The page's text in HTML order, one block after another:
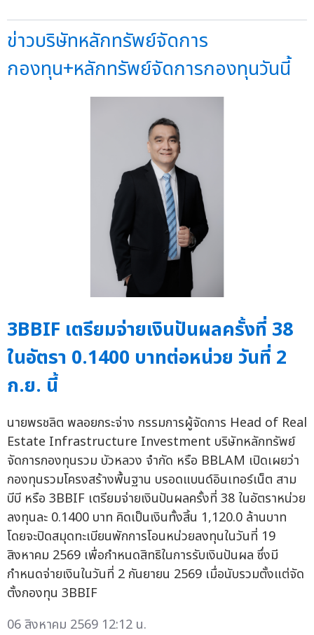
ข่าวบริษัทหลักทรัพย์จัดการ
กองทุน+หลักทรัพย์จัดการกองทุนวันนี้
3BBIF เตรียมจ่ายเงินปันผลครั้งที่ 38
ในอัตรา 0.1400 บาทต่อหน่วย วันที่ 2
ก.ย. นี้
นายพรชลิต พลอยกระจ่าง กรรมการผู้จัดการ Head of Real
Estate Infrastructure Investment บริษัทหลักทรัพย์
จัดการกองทุนรวม บัวหลวง จำกัด หรือ BBLAM เปิดเผยว่า
กองทุนรวมโครงสร้างพื้นฐาน บรอดแบนด์อินเทอร์เน็ต สาม
บีบี หรือ 3BBIF เตรียมจ่ายเงินปันผลครั้งที่ 38 ในอัตราหน่วย
ลงทุนละ 0.1400 บาท คิดเป็นเงินทั้งสิ้น 1,120.0 ล้านบาท
โดยจะปิดสมุดทะเบียนพักการโอนหน่วยลงทุนในวันที่ 19
สิงหาคม 2569 เพื่อกำหนดสิทธิในการรับเงินปันผล ซึ่งมี
กำหนดจ่ายเงินในวันที่ 2 กันยายน 2569 เมื่อนับรวมตั้งแต่จัด
ตั้งกองทุน 3BBIF
06 สิงหาคม 2569 12:12 น.